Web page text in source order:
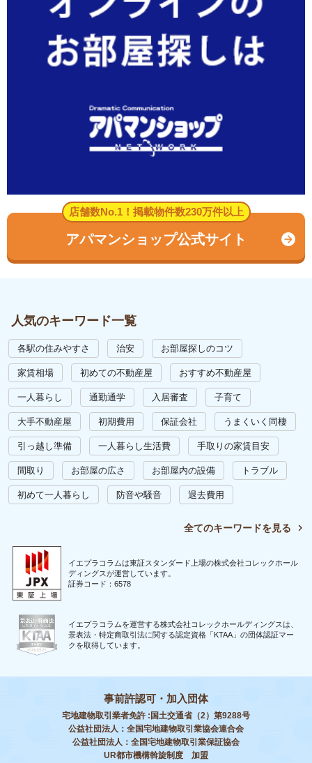
店舗数No.1！掲載物件数230万件以上
アパマンショップ公式サイト
人気のキーワード一覧
各駅の住みやすさ 治安 お部屋探しのコツ
家賃相場 初めての不動産屋 おすすめ不動産屋
一人暮らし 通勤通学 入居審査 子育て
大手不動産屋 初期費用 保証会社 うまくいく同棲
引っ越し準備 一人暮らし生活費 手取りの家賃目安
間取り お部屋の広さ お部屋内の設備 トラブル
初めて一人暮らし 防音や騒音 退去費用
全てのキーワードを見る
イエプラコラムは東証スタンダード上場の株式会社コレックホール
ディングスが運営しています。
証券コード：6578
イエプラコラムを運営する株式会社コレックホールディングスは、
景表法・特定商取引法に関する認定資格「KTAA」の団体認証マー
クを取得しています。
事前許認可・加入団体
宅地建物取引業者免許 :国土交通省（2）第9288号
公益社団法人：全国宅地建物取引業協会連合会
公益社団法人：全国宅地建物取引業保証協会
UR都市機構斡旋制度 加盟